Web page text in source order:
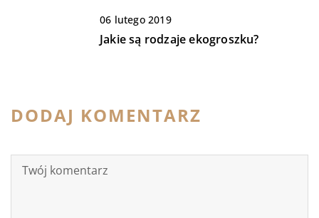
06 lutego 2019
Jakie są rodzaje ekogroszku?
DODAJ KOMENTARZ